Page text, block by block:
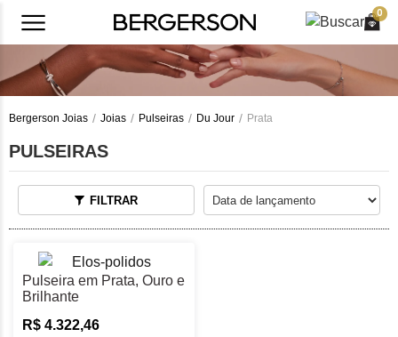
0
Bergerson Joias Joias Pulseiras Du Jour Prata
PULSEIRAS
FILTRAR
Pulseira em Prata, Ouro e
Brilhante
R$ 4.322,46